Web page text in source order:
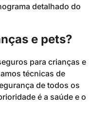
detalhado do
e pets?
para crianças e
técnicas de
de todos os
é a saúde e o